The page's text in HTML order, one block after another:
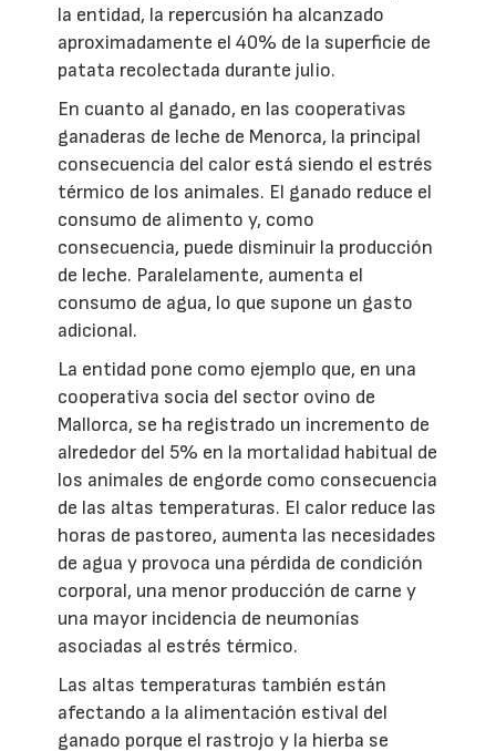
la entidad, la repercusión ha alcanzado
aproximadamente el 40% de la superficie de
patata recolectada durante julio.
En cuanto al ganado, en las cooperativas
ganaderas de leche de Menorca, la principal
consecuencia del calor está siendo el estrés
térmico de los animales. El ganado reduce el
consumo de alimento y, como
consecuencia, puede disminuir la producción
de leche. Paralelamente, aumenta el
consumo de agua, lo que supone un gasto
adicional.
La entidad pone como ejemplo que, en una
cooperativa socia del sector ovino de
Mallorca, se ha registrado un incremento de
alrededor del 5% en la mortalidad habitual de
los animales de engorde como consecuencia
de las altas temperaturas. El calor reduce las
horas de pastoreo, aumenta las necesidades
de agua y provoca una pérdida de condición
corporal, una menor producción de carne y
una mayor incidencia de neumonías
asociadas al estrés térmico.
Las altas temperaturas también están
afectando a la alimentación estival del
ganado porque el rastrojo y la hierba se